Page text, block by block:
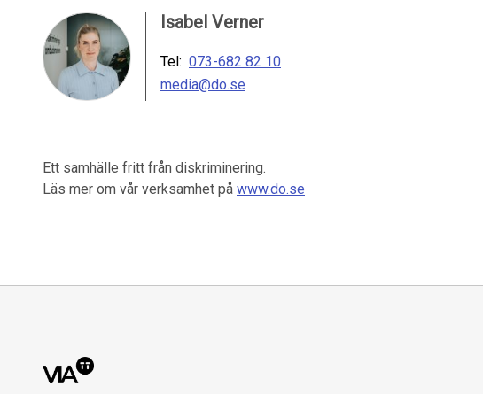
Isabel Verner
Tel: 073-682 82 10
media@do.se
Ett samhälle fritt från diskriminering.
Läs mer om vår verksamhet på www.do.se